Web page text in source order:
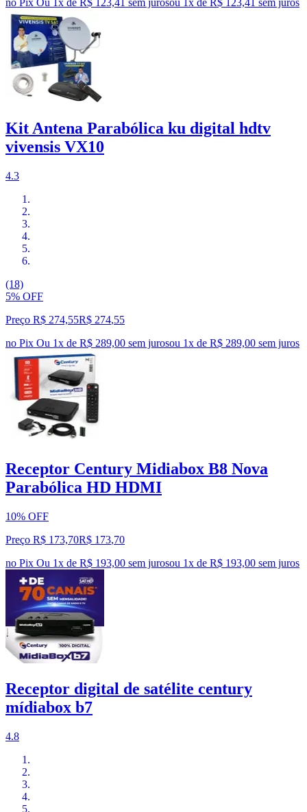
no Pix Ou 1x de R$ 123,41 sem jurosou x de R$ 123,41 sem juros
Kit Antena Parabólica ku digital hdtv
vivensis VX10
4.3
(18)
5% OFF
Preço R$ 274,55R$ 274,55
no Pix Ou 1x de R$ 289,00 sem jurosou 1x de R$ 289,00 sem juros
Receptor Century Midiabox B8 Nova
Parabólica HD HDMI
10% OFF
Preço R$ 173,70R$ 173,70
no Pix Ou 1x de R$ 193,00 sem jurosou 1x de R$ 193,00 sem juros
Receptor digital de satélite century
mídiabox b7
4.8